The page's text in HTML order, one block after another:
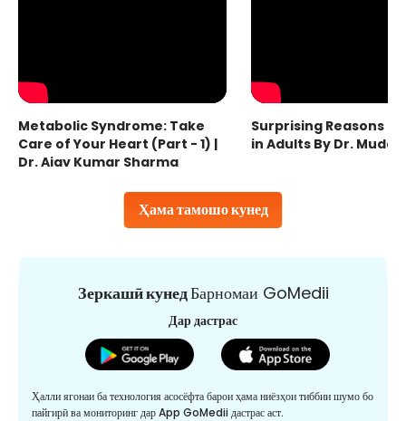
Ҳама тамошо кунед
Metabolic Syndrome: Take
Care of Your Heart (Part - 1) |
Dr. Ajay Kumar Sharma
Surprising Reasons
in Adults By Dr.
Зеркашӣ кунедБарномаи GoMedii
Дар дастрас
Ҳалли ягонаи ба технология асосёфта барои ҳама ниёзҳои тиббии шумо бо
пайгирӣ ва мониторинг дар App GoMedii дастрас аст.